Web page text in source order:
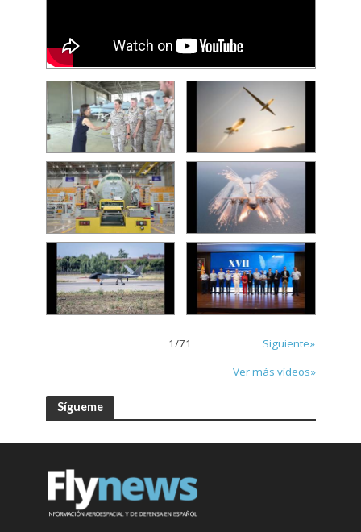
1/71
Siguiente»
Ver más vídeos»
Sígueme